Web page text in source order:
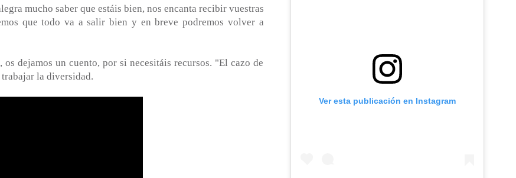
mucho saber que estáis bien, nos encanta recibir vuestras
que todo va a salir bien y en breve podremos volver a
os dejamos un cuento, por si necesitáis recursos. "El cazo de
la diversidad.
Ver esta publicación en Instagram